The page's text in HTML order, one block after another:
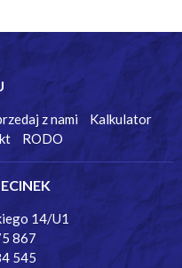
z nami
Kalkulator
RODO
14/U1
867
545